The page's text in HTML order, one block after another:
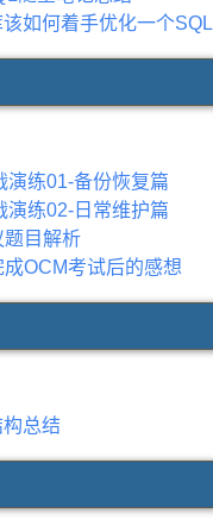
如何着手优化一个SQL
演练01-备份恢复篇
演练02-日常维护篇
题目解析
OCM考试后的感想
总结